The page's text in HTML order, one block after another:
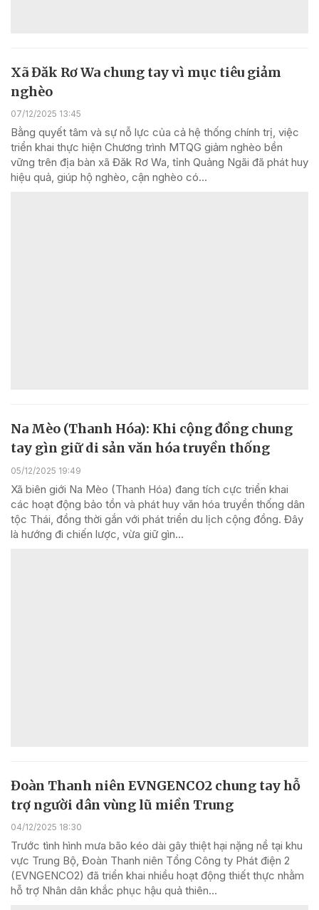
Xã Đăk Rơ Wa chung tay vì mục tiêu giảm
nghèo
07/12/2025 13:45
Bằng quyết tâm và sự nỗ lực của cả hệ thống chính trị, việc
triển khai thực hiện Chương trình MTQG giảm nghèo bền
vững trên địa bàn xã Đăk Rơ Wa, tỉnh Quảng Ngãi đã phát huy
hiệu quả, giúp hộ nghèo, cận nghèo có...
Na Mèo (Thanh Hóa): Khi cộng đồng chung
tay gìn giữ di sản văn hóa truyền thống
05/12/2025 19:49
Xã biên giới Na Mèo (Thanh Hóa) đang tích cực triển khai
các hoạt động bảo tồn và phát huy văn hóa truyền thống dân
tộc Thái, đồng thời gắn với phát triển du lịch cộng đồng. Đây
là hướng đi chiến lược, vừa giữ gìn...
Đoàn Thanh niên EVNGENCO2 chung tay hỗ
trợ người dân vùng lũ miền Trung
04/12/2025 18:30
Trước tình hình mưa bão kéo dài gây thiệt hại nặng nề tại khu
vực Trung Bộ, Đoàn Thanh niên Tổng Công ty Phát điện 2
(EVNGENCO2) đã triển khai nhiều hoạt động thiết thực nhằm
hỗ trợ Nhân dân khắc phục hậu quả thiên...